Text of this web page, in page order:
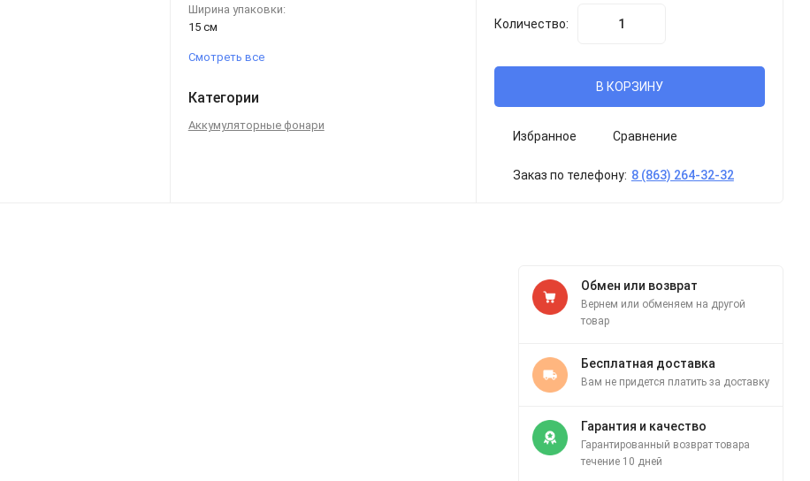
Ширина упаковки:
15 см
Смотреть все
Категории
Аккумуляторные фонари
Количество:
В КОРЗИНУ
Избранное Сравнение
Заказ по телефону: 8 (863) 264-32-32
Обмен или возврат
Вернем или обменяем на другой
товар
Бесплатная доставка
Вам не придется платить за доставку
Гарантия и качество
Гарантированный возврат товара
течение 10 дней